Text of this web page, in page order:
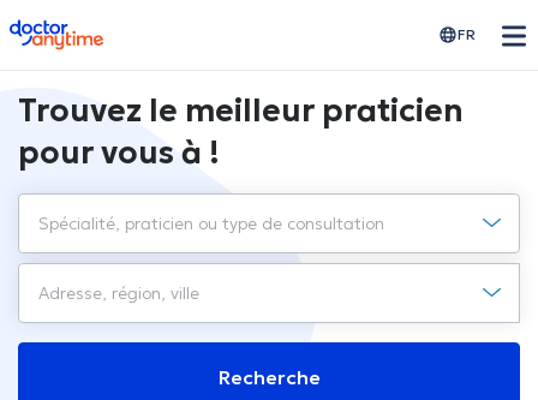
doctoranytime FR
Trouvez le meilleur praticien
pour vous à !
Recherche